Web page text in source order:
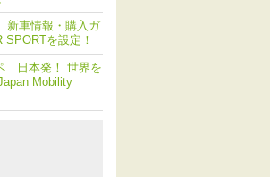
新車情報・購入ガ
を設定！
日本発！ 世界を
Mobility